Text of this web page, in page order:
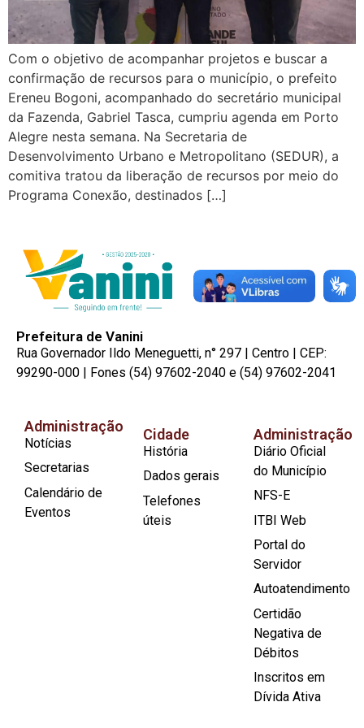
Com o objetivo de acompanhar projetos e buscar a
confirmação de recursos para o município, o prefeito
Ereneu Bogoni, acompanhado do secretário municipal
da Fazenda, Gabriel Tasca, cumpriu agenda em Porto
Alegre nesta semana. Na Secretaria de
Desenvolvimento Urbano e Metropolitano (SEDUR), a
comitiva tratou da liberação de recursos por meio do
Programa Conexão, destinados […]
Prefeitura de Vanini
Rua Governador Ildo Meneguetti, n° 297 | Centro | CEP:
99290-000 | Fones (54) 97602-2040 e (54) 97602-2041
Administração
Notícias
Secretarias
Calendário de
Eventos
Cidade
História
Dados gerais
Telefones
úteis
Administração
Diário Oficial
do Município
NFS-E
ITBI Web
Portal do
Servidor
Autoatendimento
Certidão
Negativa de
Débitos
Inscritos em
Dívida Ativa